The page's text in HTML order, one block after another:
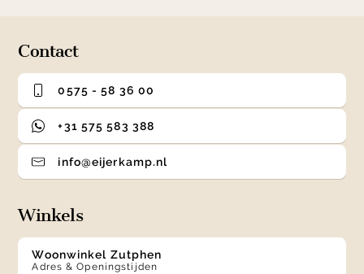
Contact
0575 - 58 36 00
+31 575 583 388
info@eijerkamp.nl
Winkels
Woonwinkel Zutphen
Adres & Openingstijden